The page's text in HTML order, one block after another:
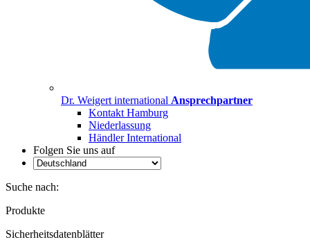
Dr. Weigert international Ansprechpartner
Kontakt Hamburg
Niederlassung
Händler International
Folgen Sie uns auf
Suche nach:
Produkte
Sicherheitsdatenblätter